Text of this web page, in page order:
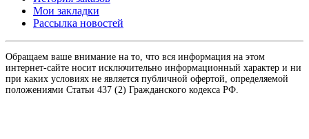
Мои закладки
Рассылка новостей
Обращаем ваше внимание на то, что вся информация на этом
интернет-сайте носит исключительно информационный характер и ни
при каких условиях не является публичной офертой, определяемой
положениями Статьи 437 (2) Гражданского кодекса РФ.